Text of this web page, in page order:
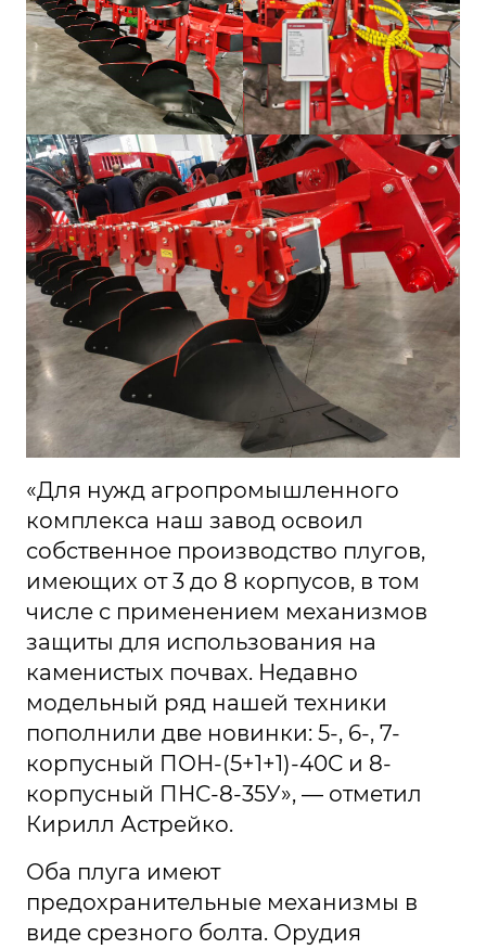
«Для нужд агропромышленного
комплекса наш завод освоил
собственное производство плугов,
имеющих от 3 до 8 корпусов, в том
числе с применением механизмов
защиты для использования на
каменистых почвах. Недавно
модельный ряд нашей техники
пополнили две новинки: 5-, 6-, 7-
корпусный ПОН-(5+1+1)-40С и 8-
корпусный ПНС-8-35У», — отметил
Кирилл Астрейко.
Оба плуга имеют
предохранительные механизмы в
виде срезного болта. Орудия